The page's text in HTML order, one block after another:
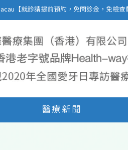
【就診請提前預約，免問診金，免檢查
醫療新聞